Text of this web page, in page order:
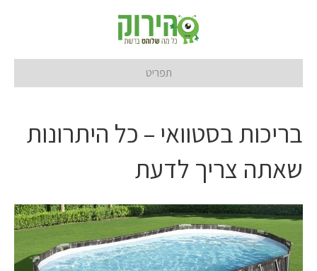
תפריט
בריכות בסטוואי – כל היתרונות
שאתה צריך לדעת